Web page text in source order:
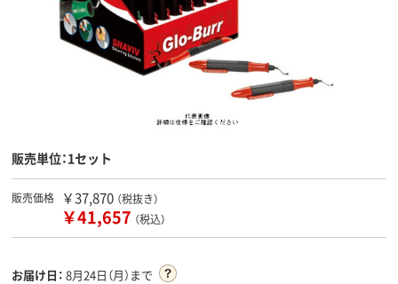
販売単位：1セット
販売価格 ￥37,870 （税抜き）
￥41,657 （税込）
お届け日： 8月24日（月）まで